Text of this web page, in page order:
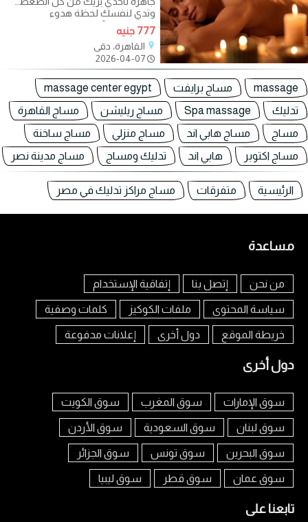
وتدي لنفسك لحظة هدوء
تستاهليها؟ ? جلسات مساج سويدي
برايفيت منزلي
777 جنيه
القاهرة، دقي
2026-04-07
massage مساج برايفت
massage center egypt
تدليك
Spa massage مساج ريليشن
مساج القاهرة
مساج
مساج هابي اند مساج منزلي
مساج ساخنة
مساج اكتوبر
هابي اند تدليك ومساج مساج مدينة نصر
الرئيسية متفرقات مساج مراكز تدليك في مصر
مساعدة
من نحن إتصل بنا إتفاقية الإستخدام
سياسة المحتوى ملفات الكوكيز كلمات وصفية
خريطة الموقع دول أخرى إعلانات مدفوعة
دول أخرى
سوق الإمارات سوق المغرب سوق الكويت
سوق لبنان سوق السعودية سوق الأردن
سوق البحرين سوق تونس سوق الجزائر
سوق عمان سوق قطر سوق ليبيا
تابعنا على